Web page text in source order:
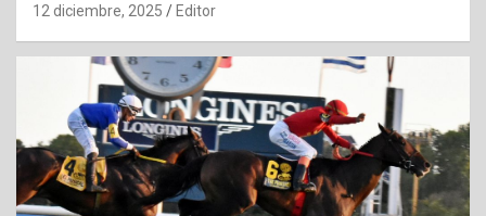
12 diciembre, 2025 Editor